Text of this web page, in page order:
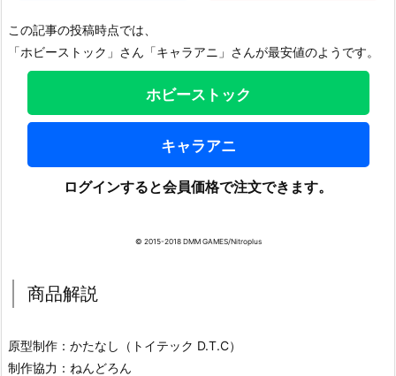
この記事の投稿時点では、
「ホビーストック」さん「キャラアニ」さんが最安値のようです。
ホビーストック
キャラアニ
ログインすると会員価格で注文できます。
© 2015-2018 DMM GAMES/Nitroplus
商品解説
原型制作：かたなし（トイテック D.T.C）
制作協力：ねんどろん